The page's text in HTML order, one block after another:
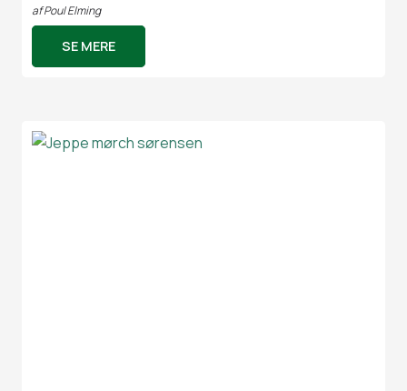
afPoul Elming
SE MERE